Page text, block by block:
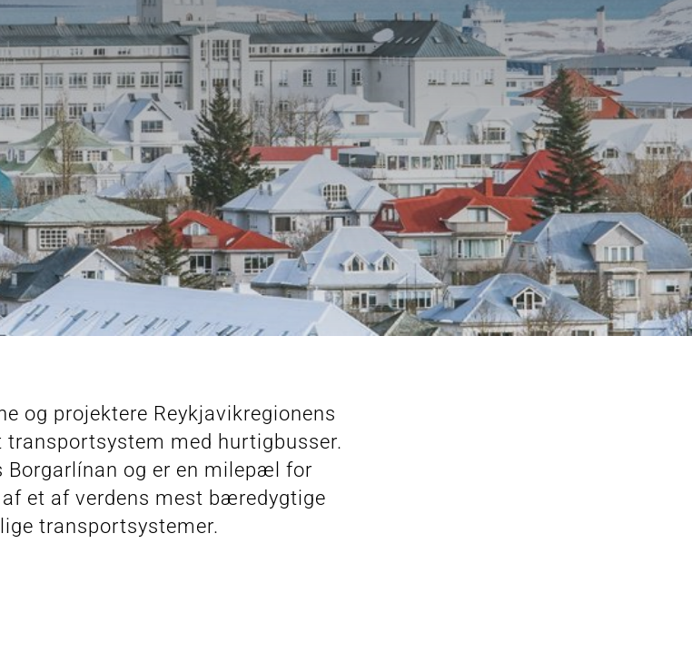
og projektere Reykjavikregionens
transportsystem med hurtigbusser.
Borgarlínan og er en milepæl for
et af verdens mest bæredygtige
transportsystemer.